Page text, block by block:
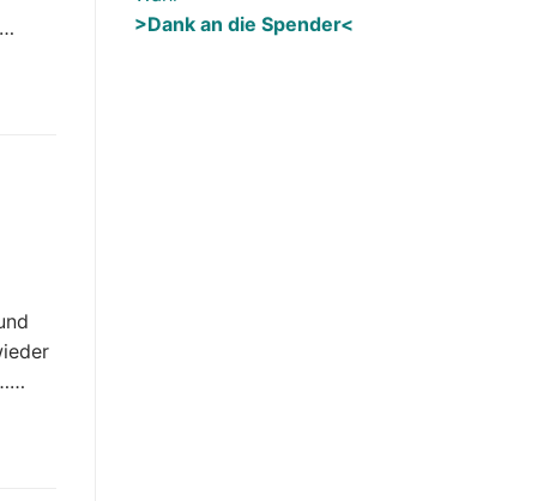
>Dank an die Spender<